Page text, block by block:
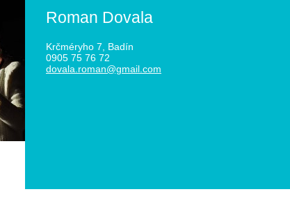
Roman Dovala
Krčméryho 7, Badín
0905 75 76 72
dovala.roman@gmail.com